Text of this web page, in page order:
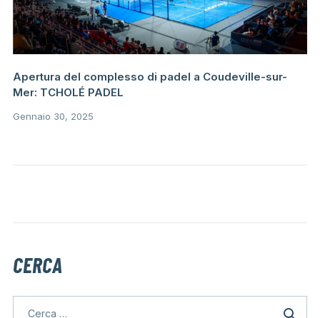
Apertura del complesso di padel a Coudeville-sur-
Mer: TCHOLÉ PADEL
Gennaio 30, 2025
CERCA